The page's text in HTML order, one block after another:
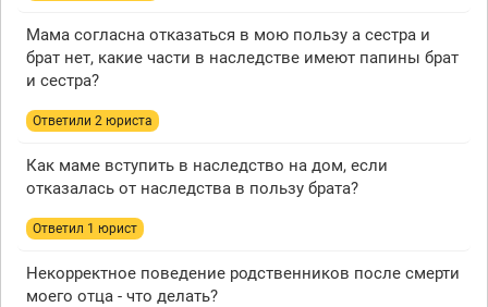
Мама согласна отказаться в мою пользу а сестра и
брат нет, какие части в наследстве имеют папины брат
и сестра?
Ответили 2 юристa
Как маме вступить в наследство на дом, если
отказалась от наследства в пользу брата?
Ответил 1 юрист
Некорректное поведение родственников после смерти
моего отца - что делать?